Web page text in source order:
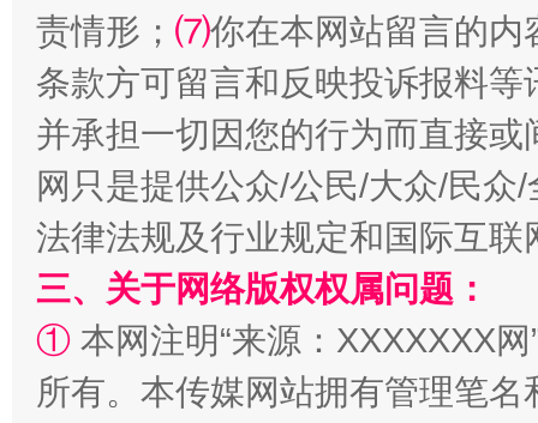
全民健身五年计划来了！等你上场
责情形； ⑺你在本网站留言的内
条款方可留言和反映投诉报料
并承担一切因您的行为而直接
网只是提供公众/公民/大众/民
法律法规及行业规定和国际互
三、关于网络版权权属问题：
① 本网注明“来源：XXXXXXX
所有。本传媒网站拥有管理笔